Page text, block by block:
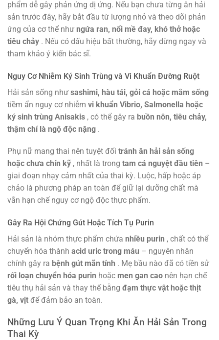
phẩm dễ gây phản ứng dị ứng. Nếu bạn chưa từng ăn hải
sản trước đây, hãy bắt đầu từ lượng nhỏ và theo dõi phản
ứng của cơ thể như ngứa ran, nổi mề đay, khó thở hoặc
tiêu chảy . Nếu có dấu hiệu bất thường, hãy dừng ngay và
tham khảo ý kiến bác sĩ.
Nguy Cơ Nhiễm Ký Sinh Trùng và Vi Khuẩn Đường Ruột
Hải sản sống như sashimi, hàu tái, gỏi cá hoặc mắm sống
tiềm ẩn nguy cơ nhiễm vi khuẩn Vibrio, Salmonella hoặc
ký sinh trùng Anisakis , có thể gây ra buồn nôn, tiêu chảy,
thậm chí là ngộ độc nặng .
Phụ nữ mang thai nên tuyệt đối tránh ăn hải sản sống
hoặc chưa chín kỹ , nhất là trong tam cá nguyệt đầu tiên –
giai đoạn nhạy cảm nhất của thai kỳ. Luộc, hấp hoặc áp
chảo là phương pháp an toàn để giữ lại dưỡng chất mà
vẫn hạn chế nguy cơ ngộ độc thực phẩm.
Gây Ra Hội Chứng Gút Hoặc Tích Tụ Purin
Hải sản là nhóm thực phẩm chứa nhiều purin , chất có thể
chuyển hóa thành acid uric trong máu – nguyên nhân
chính gây ra bệnh gút mãn tính . Mẹ bầu nào đã có tiền sử
rối loạn chuyển hóa purin hoặc men gan cao nên hạn chế
tiêu thụ hải sản và thay thế bằng đạm thực vật hoặc thịt
gà, vịt để đảm bảo an toàn.
Những Lưu Ý Quan Trọng Khi Ăn Hải Sản Trong
Thai Kỳ